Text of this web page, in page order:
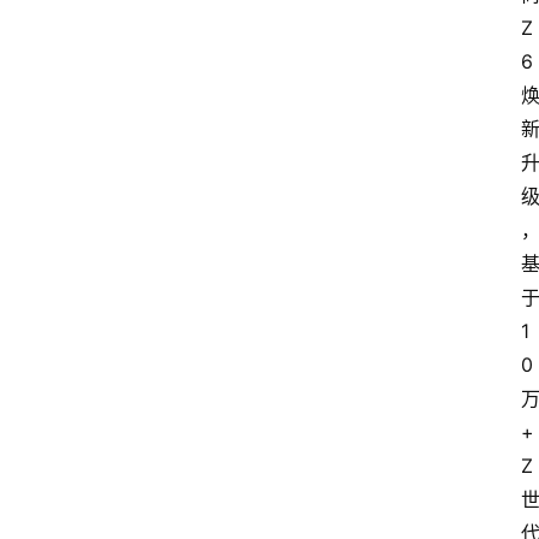
Z
6
焕
新
升
级
，
基
于
1
0
万
+
Z
世
代